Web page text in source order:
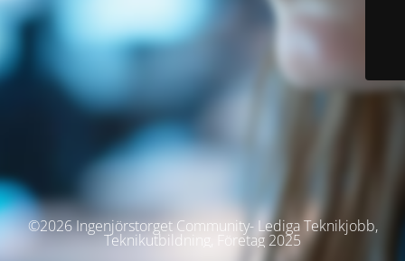
©2026 Ingenjörstorget Community- Lediga Teknikjobb,
Teknikutbildning, Företag 2025